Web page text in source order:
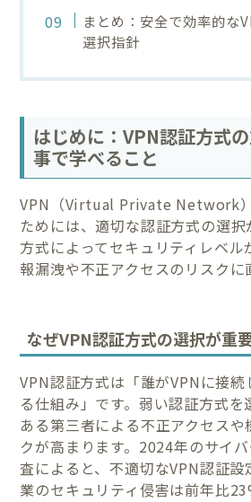
まとめ：安全で効率的な
選択指針
はじめに：VPN認証方式
事で学べること
VPN（Virtual Private Network
ためには、適切な認証方式の選
方式によってセキュリティレベル
報漏洩や不正アクセスのリスクに
なぜVPN認証方式の選択が重
VPN認証方式は「誰がVPNに接
る仕組み」です。弱い認証方式を
ある第三者による不正アクセス
クが高まります。2024年のサイ
査によると、不適切なVPN認証
業のセキュリティ侵害は前年比